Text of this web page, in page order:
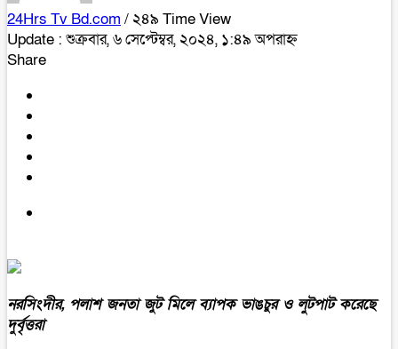
24Hrs Tv Bd.com / ২৪৯ Time View
Update : শুক্রবার, ৬ সেপ্টেম্বর, ২০২৪, ১:৪৯ অপরাহ্ন
Share
নরসিংদীর, পলাশ জনতা জুট মিলে ব্যাপক ভাঙচুর ও লুটপাট করেছে
দুর্বৃত্তরা